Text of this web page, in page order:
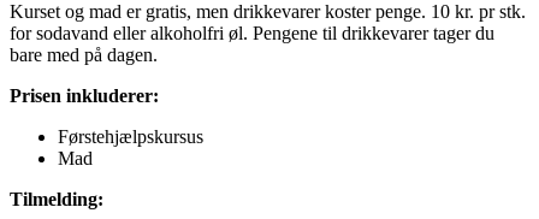
Kurset og mad er gratis, men drikkevarer koster penge. 10 kr. pr stk.
for sodavand eller alkoholfri øl. Pengene til drikkevarer tager du
bare med på dagen.
Prisen inkluderer:
Førstehjælpskursus
Mad
Tilmelding: